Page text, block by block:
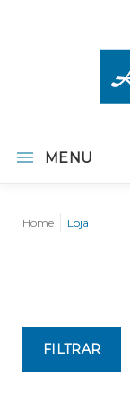
MENU
Home Loja
FILTRAR